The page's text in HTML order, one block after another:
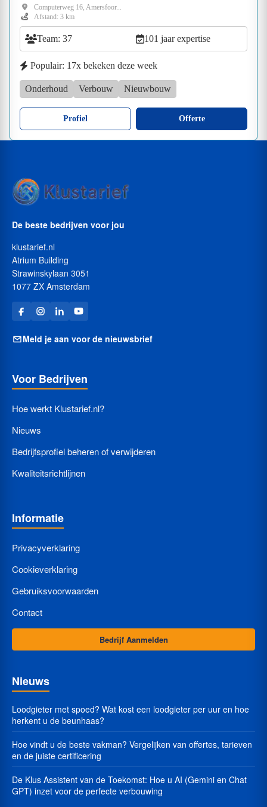
Computerweg 16, Amersfoor...
Afstand: 3 km
Team: 37 101 jaar expertise
Populair: 17x bekeken deze week
Onderhoud Verbouw Nieuwbouw
Profiel Offerte
De beste bedrijven voor jou
klustarief.nl
Atrium Building
Strawinskylaan 3051
1077 ZX Amsterdam
Meld je aan voor de nieuwsbrief
Voor Bedrijven
Hoe werkt Klustarief.nl?
Nieuws
Bedrijfsprofiel beheren of verwijderen
Kwaliteitsrichtlijnen
Informatie
Privacyverklaring
Cookieverklaring
Gebruiksvoorwaarden
Contact
Bedrijf Aanmelden
Nieuws
Loodgieter met spoed? Wat kost een loodgieter per uur en hoe
herkent u de beunhaas?
Hoe vindt u de beste vakman? Vergelijken van offertes, tarieven
en de juiste certificering
De Klus Assistent van de Toekomst: Hoe u AI (Gemini en Chat
GPT) inzet voor de perfecte verbouwing